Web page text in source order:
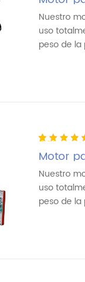
customer
ratings
Nuestro
uso
peso de la
5.00 out of
5
based on
1
customer
rating
Motor
Nuestro
uso
peso de la